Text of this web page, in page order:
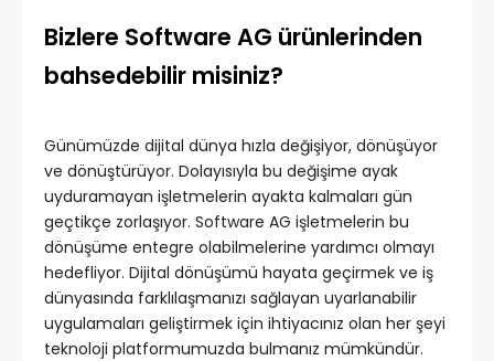
Bizlere Software AG ürünlerinden
bahsedebilir misiniz?
Günümüzde dijital dünya hızla değişiyor, dönüşüyor
ve dönüştürüyor. Dolayısıyla bu değişime ayak
uyduramayan işletmelerin ayakta kalmaları gün
geçtikçe zorlaşıyor. Software AG işletmelerin bu
dönüşüme entegre olabilmelerine yardımcı olmayı
hedefliyor. Dijital dönüşümü hayata geçirmek ve iş
dünyasında farklılaşmanızı sağlayan uyarlanabilir
uygulamaları geliştirmek için ihtiyacınız olan her şeyi
teknoloji platformumuzda bulmanız mümkündür.